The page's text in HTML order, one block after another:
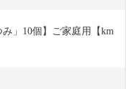
」10個】ご家庭用【km